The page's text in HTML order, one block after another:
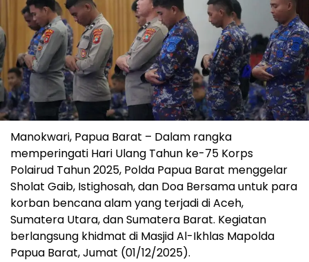
Manokwari, Papua Barat – Dalam rangka
memperingati Hari Ulang Tahun ke-75 Korps
Polairud Tahun 2025, Polda Papua Barat menggelar
Sholat Gaib, Istighosah, dan Doa Bersama untuk para
korban bencana alam yang terjadi di Aceh,
Sumatera Utara, dan Sumatera Barat. Kegiatan
berlangsung khidmat di Masjid Al-Ikhlas Mapolda
Papua Barat, Jumat (01/12/2025).